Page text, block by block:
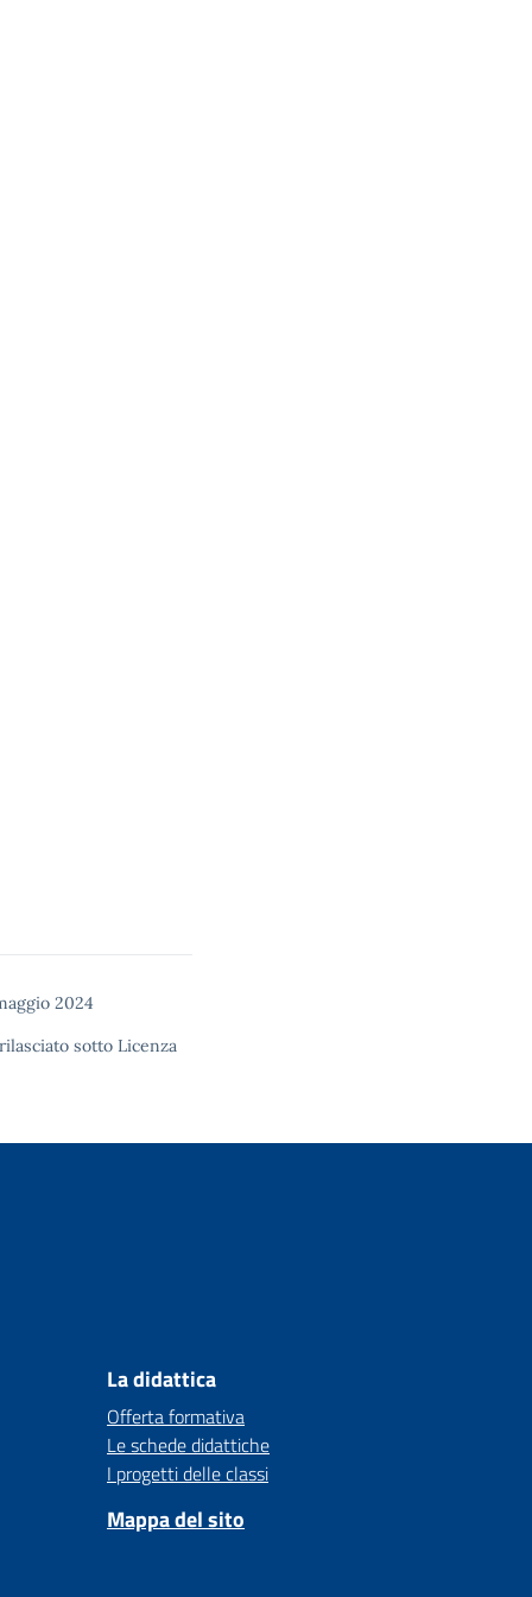
2024
sotto Licenza
La didattica
Offerta formativa
Le schede didattiche
I progetti delle classi
Mappa del sito